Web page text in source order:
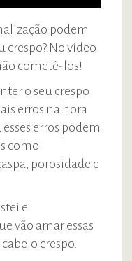
podem
crespo? No vídeo
cometê-los!
o seu crespo
erros na hora
erros podem
como
porosidade e
e
vão amar essas
crespo.